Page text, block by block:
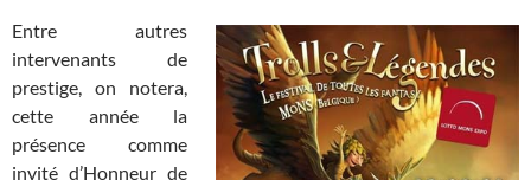
Entre autres
intervenants de
prestige, on notera,
cette année la
présence comme
invité d’Honneur de